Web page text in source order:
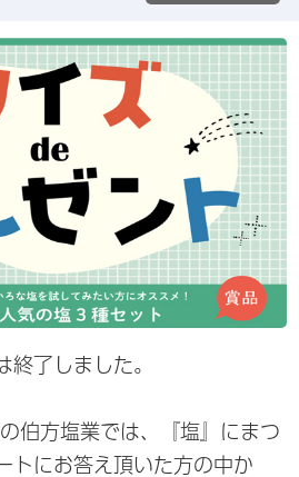
了しました。
伯方塩業では、『塩』にまつ
トにお答え頂いた方の中か